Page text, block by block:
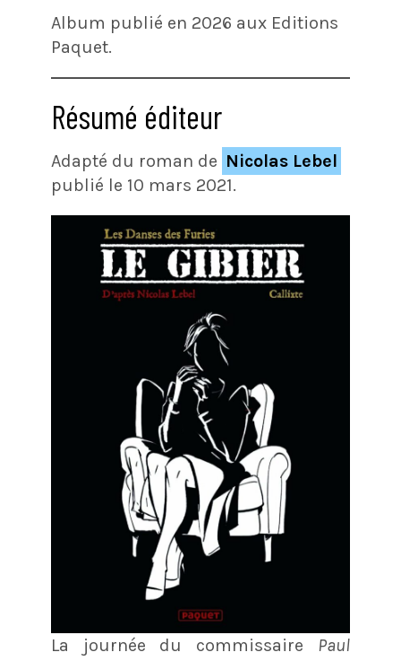
Album publié en 2026 aux Editions
Paquet.
Résumé éditeur
Adapté du roman de Nicolas Lebel
publié le 10 mars 2021.
La journée du commissaire Paul